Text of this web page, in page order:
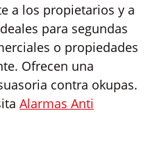
a los propietarios y a
para segundas
o propiedades
Ofrecen una
contra okupas.
Alarmas Anti